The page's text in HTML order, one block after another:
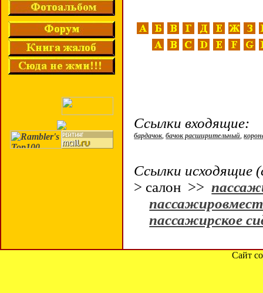
Ссылки входящие:
бардачок,бачок расширительный,
Ссылки исходящие
> салон >>
пассажирское
Сайт